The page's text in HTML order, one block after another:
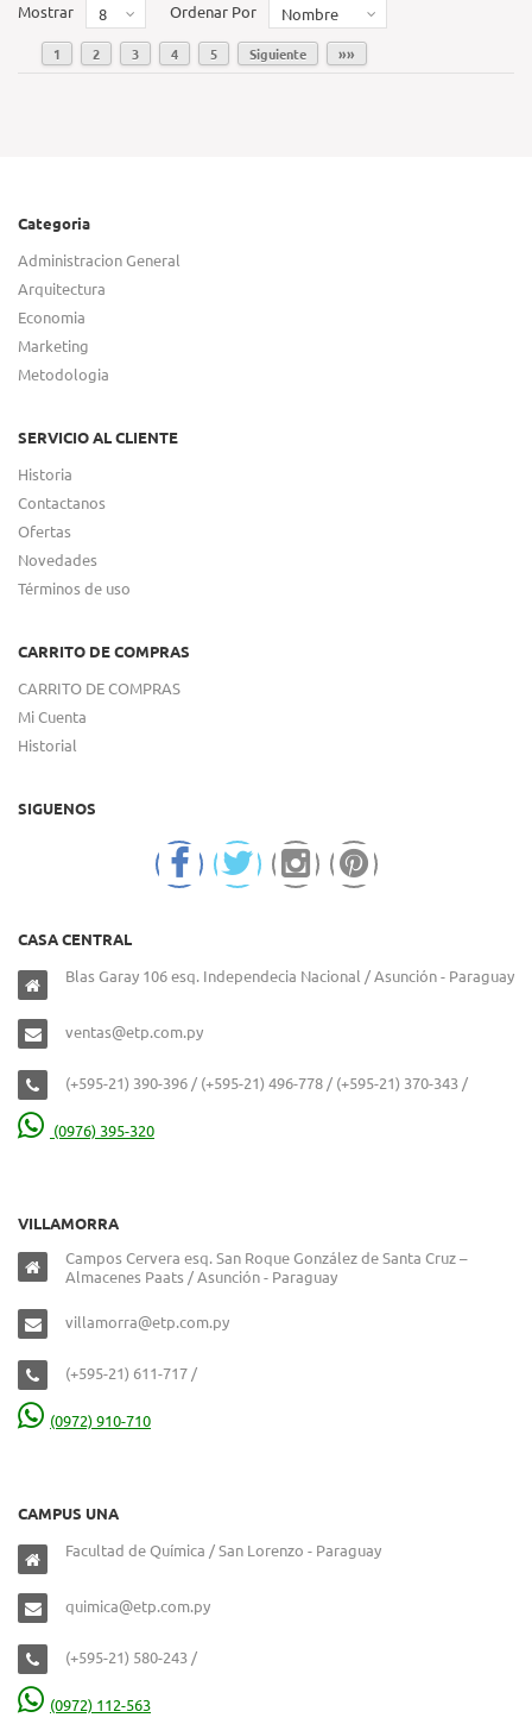
Mostrar 8 Ordenar Por Nombre
1 2 3 4 5 Siguiente »»
Categoria
Administracion General
Arquitectura
Economia
Marketing
Metodologia
SERVICIO AL CLIENTE
Historia
Contactanos
Ofertas
Novedades
Términos de uso
CARRITO DE COMPRAS
CARRITO DE COMPRAS
Mi Cuenta
Historial
SIGUENOS
CASA CENTRAL
Blas Garay 106 esq. Independecia Nacional / Asunción - Paraguay
ventas@etp.com.py
(+595-21) 390-396 / (+595-21) 496-778 / (+595-21) 370-343 /
(0976) 395-320
VILLAMORRA
Campos Cervera esq. San Roque González de Santa Cruz –
Almacenes Paats / Asunción - Paraguay
villamorra@etp.com.py
(+595-21) 611-717 /
(0972) 910-710
CAMPUS UNA
Facultad de Química / San Lorenzo - Paraguay
quimica@etp.com.py
(+595-21) 580-243 /
(0972) 112-563